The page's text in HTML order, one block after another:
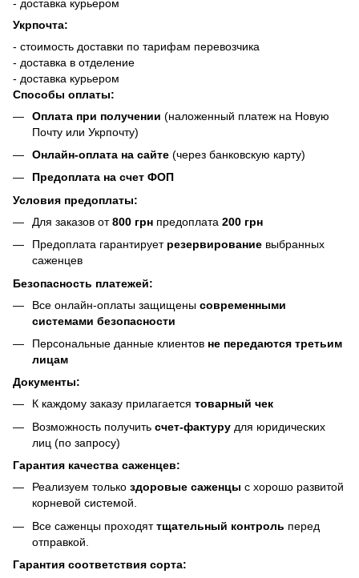
- доставка курьером
Укрпочта:
- стоимость доставки по тарифам перевозчика
- доставка в отделение
- доставка курьером
Способы оплаты:
Оплата при получении (наложенный платеж на Новую
Почту или Укрпочту)
Онлайн-оплата на сайте (через банковскую карту)
Предоплата на счет ФОП
Условия предоплаты:
Для заказов от800 грн предоплата 200 грн
Предоплата гарантирует резервирование выбранных
саженцев
Безопасность платежей:
Все онлайн-оплаты защищены современными
системами безопасности
Персональные данные клиентов не передаются третьим
лицам
Документы:
К каждому заказу прилагается товарный чек
Возможность получить счет-фактуру для юридических
лиц (по запросу)
Гарантия качества саженцев:
Реализуем только здоровые саженцы с хорошо развитой
корневой системой.
Все саженцы проходяттщательный контроль перед
отправкой.
Гарантия соответствия сорта: